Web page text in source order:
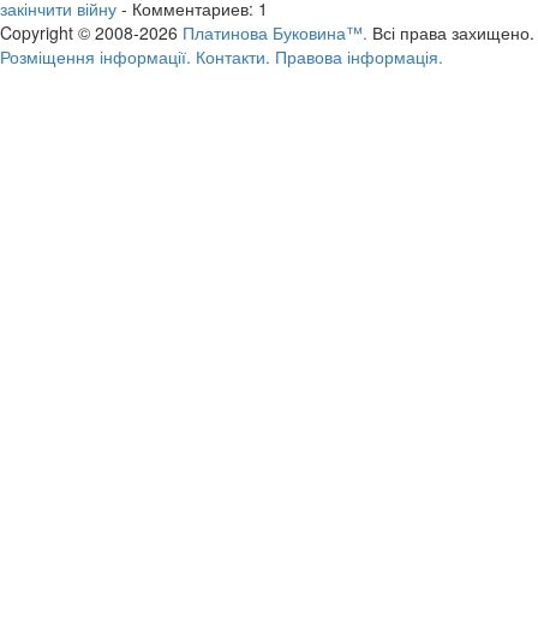
закінчити війну - Комментариев: 1
Copyright © 2008-2026 Платинова Буковина™. Всі права захищено.
Розміщення інформації. Контакти. Правова інформація.